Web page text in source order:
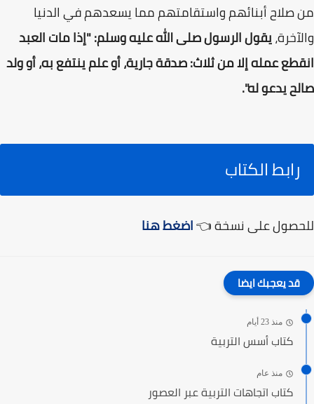
من صلاح أبنائهم واستقامتهم مما يسعدهم في الدنيا
والآخرة،يقول الرسول صلى الله عليه وسلم: "إذا مات العبد
انقطع عمله إلا من ثلاث: صدقة جارية، أو علم ينتفع به، أو ولد
صالح يدعو له".
رابط الكتاب
للحصول على نسخة 👈اضغط هنا
قد يعجبك ايضا
منذ 23 أيام
كتاب أسس التربية
منذ عام
كتاب اتجاهات التربية عبر العصور